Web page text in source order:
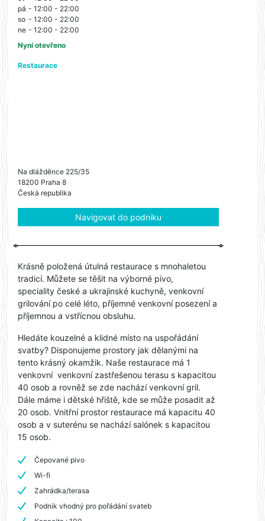
pá - 12:00 - 22:00
so - 12:00 - 22:00
ne - 12:00 - 22:00
Nyní otevřeno
Restaurace
Na dlážděnce 225/35
18200 Praha 8
Česká republika
Navigovat do podniku
Krásně položená útulná restaurace s mnohaletou
tradicí. Můžete se těšit na výborné pivo,
speciality české a ukrajinské kuchyně, venkovní
grilování po celé léto, příjemné venkovní posezení a
příjemnou a vstřícnou obsluhu.
Hledáte kouzelné a klidné místo na uspořádání
svatby? Disponujeme prostory jak dělanými na
tento krásný okamžik. Naše restaurace má 1
venkovní venkovní zastřešenou terasu s kapacitou
40 osob a rovněž se zde nachází venkovní gril.
Dále máme i dětské hřiště, kde se může posadit až
20 osob. Vnitřní prostor restaurace má kapacitu 40
osob a v suterénu se nachází salónek s kapacitou
15 osob.
Čepované pivo
Wi-fi
Zahrádka/terasa
Podnik vhodný pro pořádání svateb